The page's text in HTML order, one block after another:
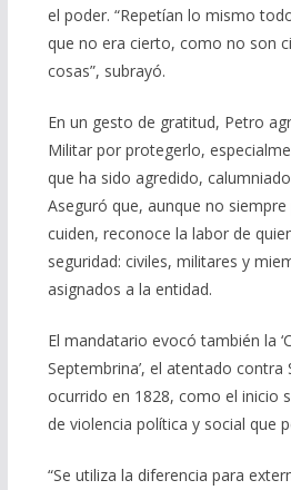
el poder. “Repetían lo mismo
que no era cierto, como no son
cosas”, subrayó.
En un gesto de gratitud, Petro
Militar por protegerlo,
que ha sido agredido,
Aseguró que, aunque no
cuiden, reconoce la labor de
seguridad: civiles, militares y
asignados a la entidad.
El mandatario evocó también la
Septembrina’, el atentado contra
ocurrido en 1828, como el inicio
de violencia política y social que
“Se utiliza la diferencia para